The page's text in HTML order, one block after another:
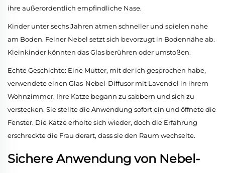
ihre außerordentlich empfindliche Nase.
Kinder unter sechs Jahren atmen schneller und spielen nahe
am Boden. Feiner Nebel setzt sich bevorzugt in Bodennähe ab.
Kleinkinder könnten das Glas berühren oder umstoßen.
Echte Geschichte: Eine Mutter, mit der ich gesprochen habe,
verwendete einen Glas-Nebel-Diffusor mit Lavendel in ihrem
Wohnzimmer. Ihre Katze begann zu sabbern und sich zu
verstecken. Sie stellte die Anwendung sofort ein und öffnete die
Fenster. Die Katze erholte sich wieder, doch die Erfahrung
erschreckte die Frau derart, dass sie den Raum wechselte.
Sichere Anwendung von Nebel-